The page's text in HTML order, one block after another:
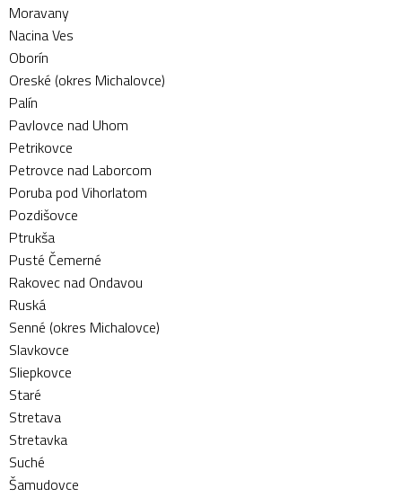
Moravany
Nacina Ves
Oborín
Oreské (okres Michalovce)
Palín
Pavlovce nad Uhom
Petrikovce
Petrovce nad Laborcom
Poruba pod Vihorlatom
Pozdišovce
Ptrukša
Pusté Čemerné
Rakovec nad Ondavou
Ruská
Senné (okres Michalovce)
Slavkovce
Sliepkovce
Staré
Stretava
Stretavka
Suché
Šamudovce